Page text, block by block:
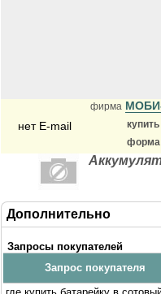
нет E-mail
фирма
купить
форма
Дополнительно
Запросы покупателей
Запрос покупателя